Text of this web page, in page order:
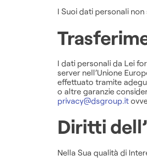
I Suoi dati personali
I dati personali da Lei
server nell’Unione
effettuato tramite
o altre garanzie
privacy@dsgroup.it
Diritti
Nella Sua qualità di